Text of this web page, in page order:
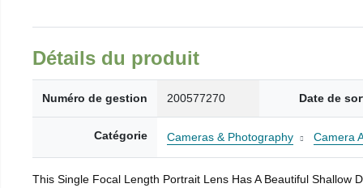
Détails du produit
Numéro de gestion 200577270 Date de
Catégorie Cameras & Photography Camera
This Single Focal Length Portrait Lens Has A Beautiful